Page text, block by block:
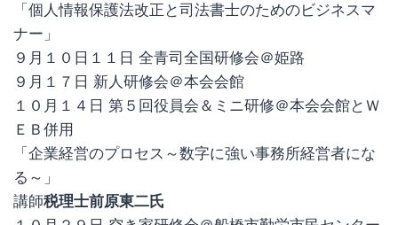
「個人情報保護法改正と司法書士のためのビジネスマ
ナー」
９月１０日１１日 全青司全国研修会＠姫路
９月１７日 新人研修会＠本会会館
１０月１４日 第５回役員会＆ミニ研修＠本会会館とＷ
ＥＢ併用
「企業経営のプロセス～数字に強い事務所経営者にな
る～」
講師税理士前原東二氏